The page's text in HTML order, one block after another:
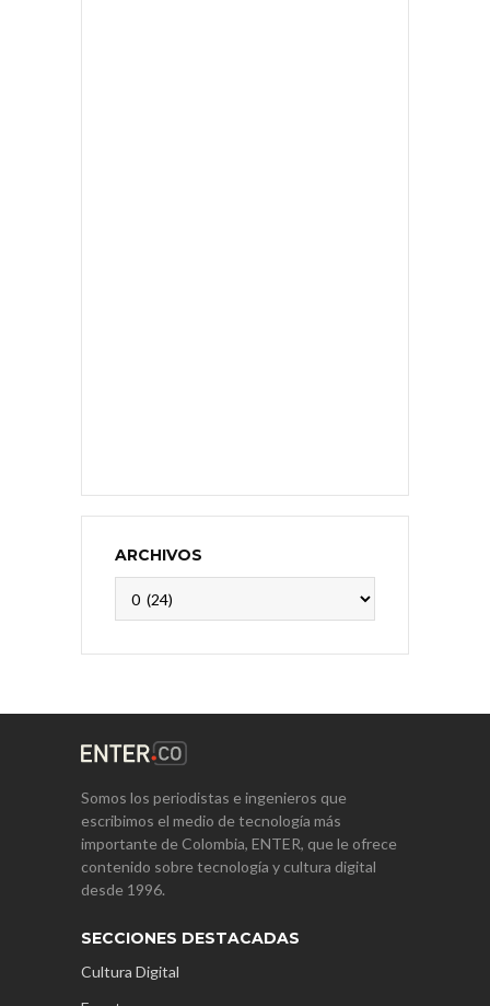
ARCHIVOS
Somos los periodistas e ingenieros que
escribimos el medio de tecnología más
importante de Colombia, ENTER, que le ofrece
contenido sobre tecnología y cultura digital
desde 1996.
SECCIONES DESTACADAS
Cultura Digital